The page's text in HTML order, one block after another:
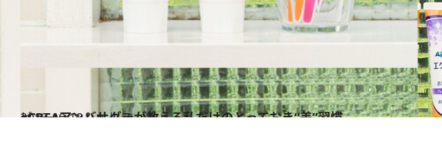
2013.10.18
eCREAアンバサダーが教える私だけのとっておき“美”習慣
ビューティ＆ヘルス